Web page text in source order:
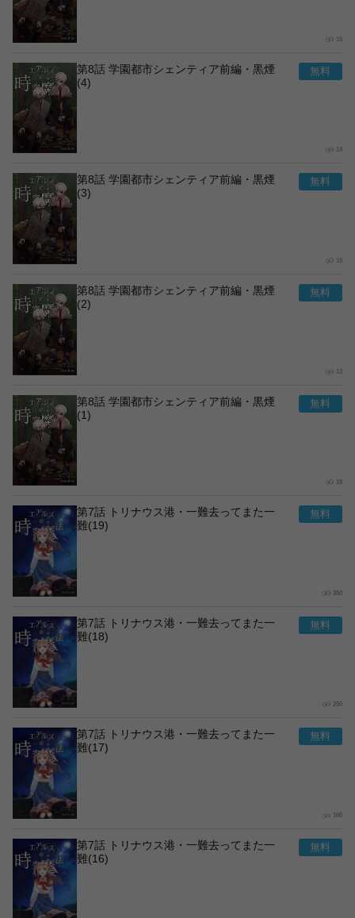
15
第8話 学園都市シェンティア前編・黒煙
(4)
14
第8話 学園都市シェンティア前編・黒煙
(3)
15
第8話 学園都市シェンティア前編・黒煙
(2)
13
第8話 学園都市シェンティア前編・黒煙
(1)
18
第7話 トリナウス港・一難去ってまた一
難(19)
350
第7話 トリナウス港・一難去ってまた一
難(18)
250
第7話 トリナウス港・一難去ってまた一
難(17)
160
第7話 トリナウス港・一難去ってまた一
難(16)